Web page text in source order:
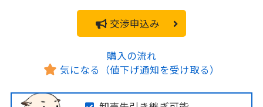
交渉申込み
購入の流れ
気になる（値下げ通知を受け取る）